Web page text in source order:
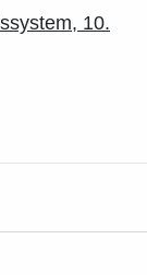
10.